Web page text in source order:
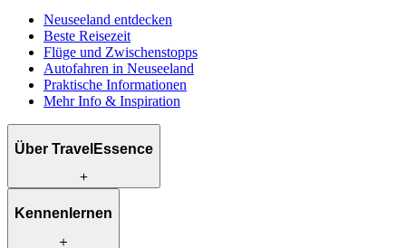
Neuseeland entdecken
Beste Reisezeit
Flüge und Zwischenstopps
Autofahren in Neuseeland
Praktische Informationen
Mehr Info & Inspiration
Über TravelEssence
Was wir anbieten
Was uns einzigartig macht
Kennenlernen